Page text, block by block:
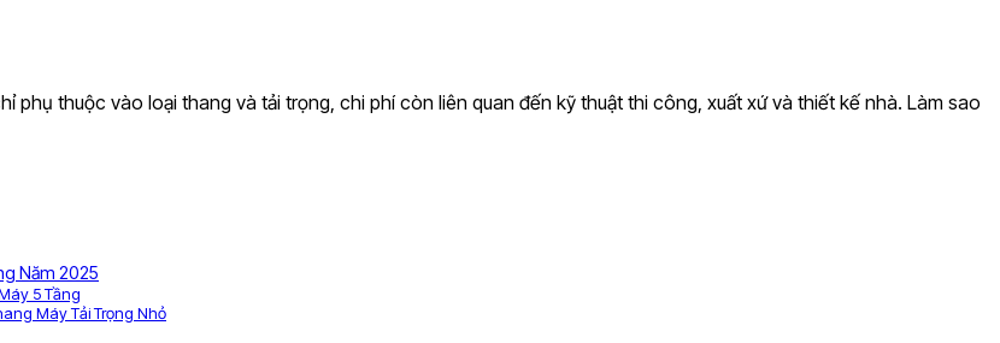
phụ thuộc vào loại thang và tải trọng, chi phí còn liên quan đến kỹ thuật thi công, xuất xứ và thiết kế nhà. Làm sao
Năm 2025
5 Tầng
Máy Tải Trọng Nhỏ